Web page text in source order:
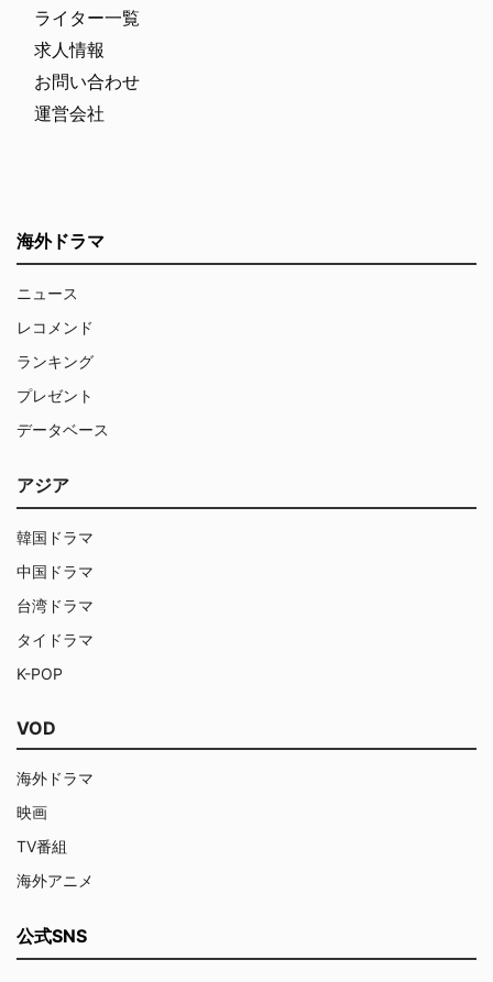
ライター一覧
求人情報
お問い合わせ
運営会社
海外ドラマ
ニュース
レコメンド
ランキング
プレゼント
データベース
アジア
韓国ドラマ
中国ドラマ
台湾ドラマ
タイドラマ
K-POP
VOD
海外ドラマ
映画
TV番組
海外アニメ
公式SNS